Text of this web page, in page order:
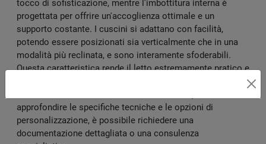
tocco di sofisticazione, mentre l'imbottitura interna è
progettata per offrire un'accoglienza ottimale e un
supporto costante. I cuscini si adattano con facilità,
potendo essere posizionati sia verticalmente che in una
modalità più reclinata, e sono interamente sfoderabili.
Questa caratteristica rende il letto estremamente pratico e
approfondire le specifiche tecniche e le opzioni di
personalizzazione, è possibile richiedere una
documentazione dettagliata o una consulenza